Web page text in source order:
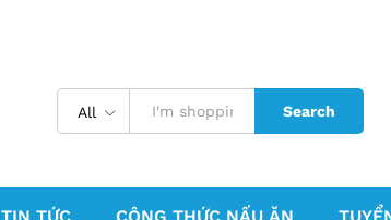
All Search